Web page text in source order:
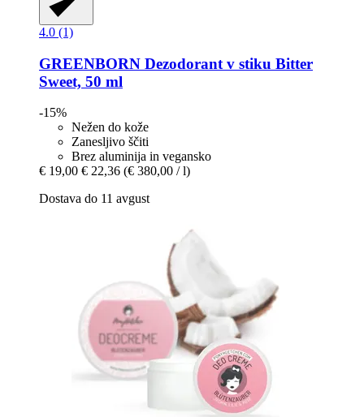
4.0 (1)
GREENBORN Dezodorant v stiku Bitter
Sweet, 50 ml
-15%
Nežen do kože
Zanesljivo ščiti
Brez aluminija in vegansko
€ 19,00 € 22,36 (€ 380,00 / l)
Dostava do 11 avgust